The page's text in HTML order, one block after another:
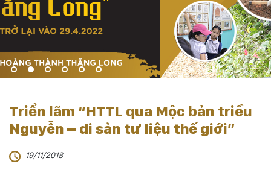
Triển lãm “HTTL qua Mộc bản triều
Nguyễn – di sản tư liệu thế giới”
19/11/2018